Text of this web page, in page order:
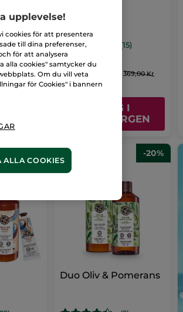
Kr
Havsfänkål
(15)
259,00 Kr 369,00 Kr
LÄGG I
VARUKORGEN
-20%
Duo Oliv & Pomerans
upplevelse!
cookies för att presentera
till dina preferenser,
för att analysera
alla cookies" samtycker du
Om du vill veta
för Cookies" i bannern
ALLA COOKIES